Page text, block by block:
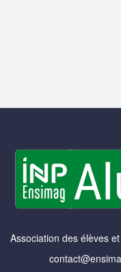
Association des élèves